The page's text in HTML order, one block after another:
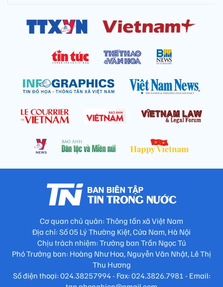
Cơ quan chủ quản: Thông tấn xã Việt Nam
Địa chỉ: Số 05 Lý Thường Kiệt, Cửa Nam, Hà Nội
Chịu trách nhiệm: Trưởng ban Trần Ngọc Tú
Phó Trưởng ban: Hoàng Như Hoa, Nguyễn Văn Nhật, Lê Thị
Thu Hương
Số điện thoại: 024.38257994 - Fax: 024.3826.7981 - Email: